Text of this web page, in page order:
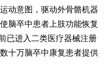
动意图，驱动外骨骼机器
脑卒中患者上肢功能恢复
已进入二类医疗器械注册
十万脑卒中康复患者提供